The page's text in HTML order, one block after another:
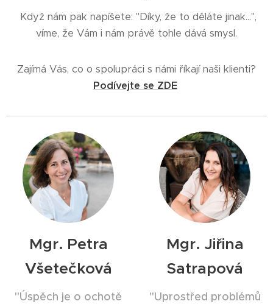
Když nám pak napíšete: "Díky, že to děláte jinak...",
víme, že Vám i nám právě tohle dává smysl.
Zajímá Vás, co o spolupráci s námi říkají naši klienti?
Podívejte se ZDE
Mgr. Petra
Všetečková
"Úspěch je o ochotě
Mgr. Jiřina
Satrapová
"Uprostřed problémů